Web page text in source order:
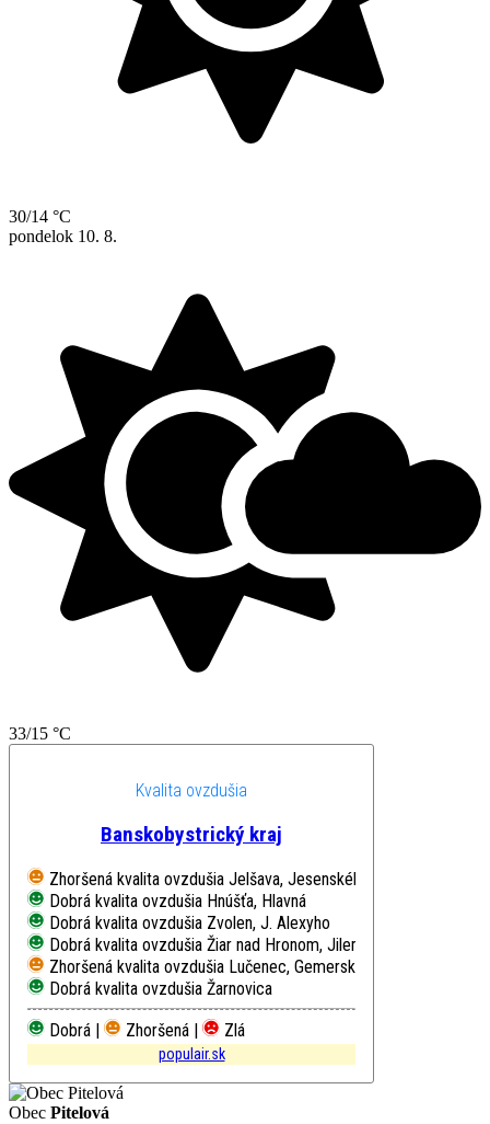
30/14 °C
pondelok 10. 8.
33/15 °C
Kvalita ovzdušia
Banskobystrický kraj
Zhoršená kvalita ovzdušia Jelšava, Jesenského
Dobrá kvalita ovzdušia Hnúšťa, Hlavná
Dobrá kvalita ovzdušia Zvolen, J. Alexyho
Dobrá kvalita ovzdušia Žiar nad Hronom, Jilemnického
Zhoršená kvalita ovzdušia Lučenec, Gemerská cesta
Dobrá kvalita ovzdušia Žarnovica
Dobrá |
Zhoršená | Zlá
populair.sk
Obec Pitelová